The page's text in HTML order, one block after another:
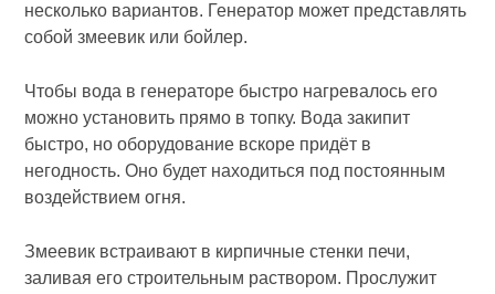
несколько вариантов. Генератор может представлять
собой змеевик или бойлер.
Чтобы вода в генераторе быстро нагревалось его
можно установить прямо в топку. Вода закипит
быстро, но оборудование вскоре придёт в
негодность. Оно будет находиться под постоянным
воздействием огня.
Змеевик встраивают в кирпичные стенки печи,
заливая его строительным раствором. Прослужит